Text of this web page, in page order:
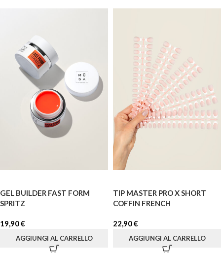
GEL BUILDER FAST FORM
SPRITZ
19,90€
AGGIUNGI AL CARRELLO
TIP MASTER PRO X SHORT
COFFIN FRENCH
22,90€
AGGIUNGI AL CARRELLO